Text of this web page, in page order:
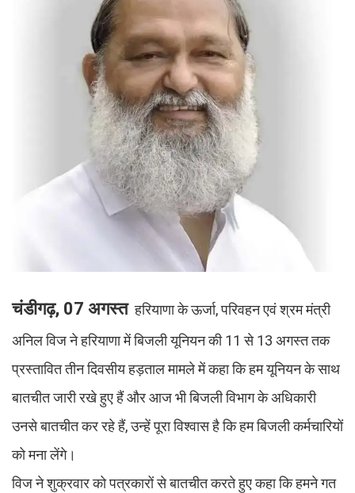
चंडीगढ़, 07 अगस्त हरियाणा के ऊर्जा, परिवहन एवं श्रम मंत्री
अनिल विज ने हरियाणा में बिजली यूनियन की 11 से 13 अगस्त तक
प्रस्तावित तीन दिवसीय हड़ताल मामले में कहा कि हम यूनियन के साथ
बातचीत जारी रखे हुए हैं और आज भी बिजली विभाग के अधिकारी
उनसे बातचीत कर रहे हैं, उन्हें पूरा विश्वास है कि हम बिजली कर्मचारियों
को मना लेंगे।
विज ने शुक्रवार को पत्रकारों से बातचीत करते हुए कहा कि हमने गत